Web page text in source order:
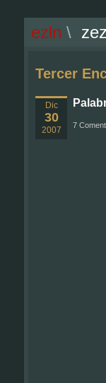
ezln \
Tercer
Dic
30
2007 7